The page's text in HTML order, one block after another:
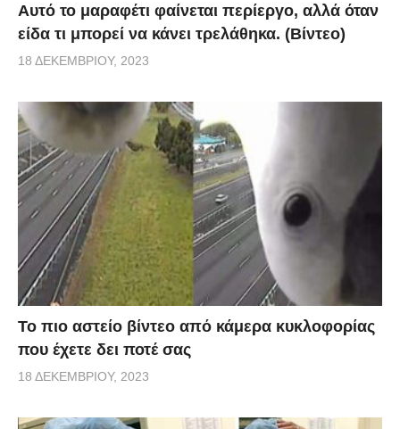
Αυτό το μαραφέτι φαίνεται περίεργο, αλλά όταν
είδα τι μπορεί να κάνει τρελάθηκα. (Βίντεο)
18 ΔΕΚΕΜΒΡΊΟΥ, 2023
Το πιο αστείο βίντεο από κάμερα κυκλοφορίας
που έχετε δει ποτέ σας
18 ΔΕΚΕΜΒΡΊΟΥ, 2023